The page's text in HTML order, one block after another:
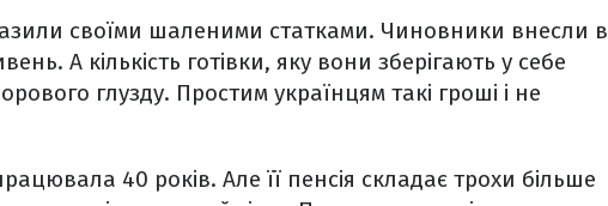
своїми шаленими статками. Чиновники внесли в
А кількість готівки, яку вони зберігають у себе
глузду. Простим українцям такі гроші і не
40 років. Але її пенсія складає трохи більше